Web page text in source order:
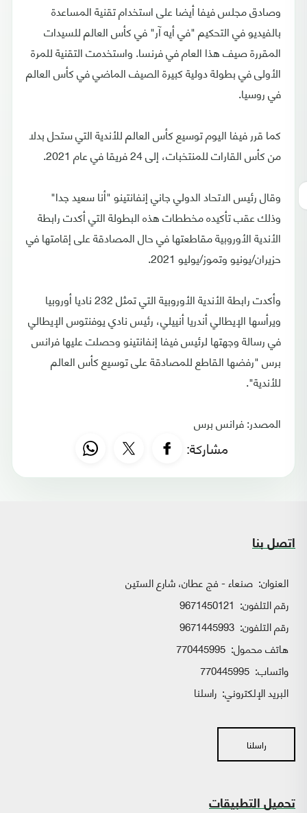
وصادق مجلس فيفا أيضا على استخدام تقنية المساعدة
بالفيديو في التحكيم "في أيه آر" في كأس العالم للسيدات
المقررة صيف هذا العام في فرنسا. واستخدمت التقنية للمرة
الأولى في بطولة دولية كبيرة الصيف الماضي في كأس العالم
في روسيا.
كما قرر فيفا اليوم توسيع كأس العالم للأندية التي ستحل بدلا
من كأس القارات للمنتخبات، إلى 24 فريقا في عام 2021.
وقال رئيس الاتحاد الدولي جاني إنفانتينو "أنا سعيد جدا"
وذلك عقب تأكيده مخططات هذه البطولة التي أكدت رابطة
الأندية الأوروبية مقاطعتها في حال المصادقة على إقامتها في
حزيران/يونيو وتموز/يوليو 2021.
وأكدت رابطة الأندية الأوروبية التي تمثل 232 ناديا أوروبيا
ويرأسها الإيطالي أندريا أنييلي، رئيس نادي يوفنتوس الإيطالي
في رسالة وجهتها لرئيس فيفا إنفانتينو وحصلت عليها فرانس
برس "رفضها القاطع للمصادقة على توسيع كأس العالم
للأندية".
المصدر: فرانس برس
مشاركة:
اتصل بنا
العنوان: صنعاء - فج عطان، شارع الستين
رقم التلفون: 9671450121
رقم التلفون: 9671445993
هاتف محمول: 770445995
واتساب:
البريد الإلكتروني: راسلنا
راسلنا
تحميل التطبيقات